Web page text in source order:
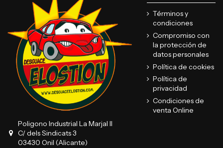
Poligono Industrial La Marjal II
C/ dels Sindicats 3
03430 Onil (Alicante)
Términos y
condiciones
Compromiso con
la protección de
datos personales
Política de cookies
Política de
privacidad
Condiciones de
venta Online